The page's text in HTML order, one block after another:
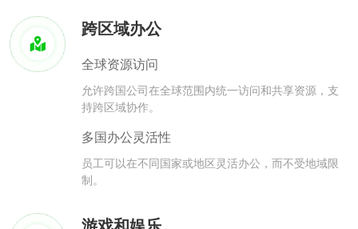
跨区域办公
全球资源访问
允许跨国公司在全球范围内统一访问和共享资源，支
持跨区域协作。
多国办公灵活性
员工可以在不同国家或地区灵活办公，而不受地域限
制。